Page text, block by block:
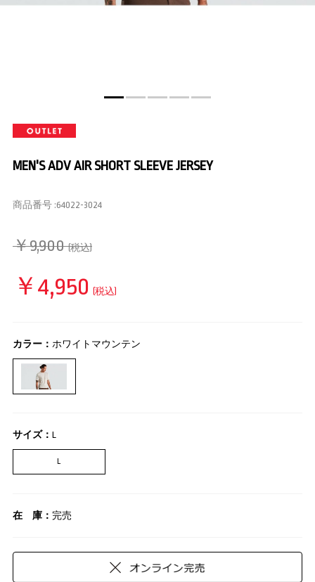
MEN'S ADV AIR SHORT SLEEVE JERSEY
商品番号 :64022-3024
￥9,900 (税込)
￥4,950 (税込)
カラー： ホワイトマウンテン
サイズ： L
L
在 庫： 完売